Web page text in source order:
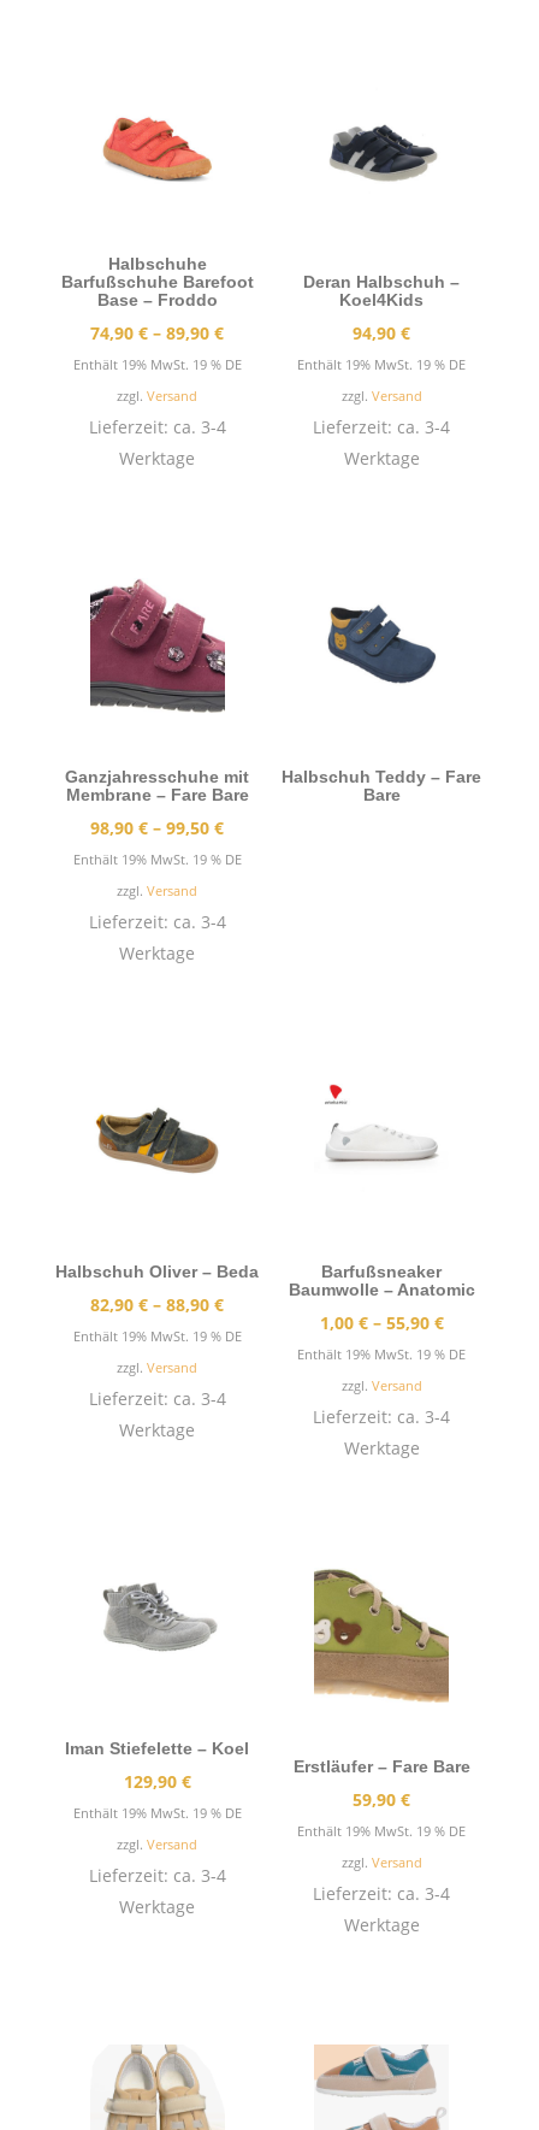
Halbschuhe
Barfußschuhe Barefoot
Base – Froddo
74,90€ –89,90€Preisspanne:
74,90 €
89,90 €
Enthält 19% MwSt. 19 % DE
zzgl.Versand
Lieferzeit: ca. 3-4
Werktage
Deran Halbschuh –
Koel4Kids
94,90€
Enthält 19% MwSt. 19 % DE
zzgl. Versand
Lieferzeit: ca. 3-4
Werktage
Ganzjahresschuhe mit
Membrane – Fare Bare
98,90€ –99,50€Preisspanne:
98,90 €
99,50 €
Enthält 19% MwSt. 19 % DE
zzgl.Versand
Lieferzeit: ca. 3-4
Werktage
Halbschuh Teddy – Fare
Bare
Halbschuh Oliver – Beda
82,90€ –88,90€Preisspanne:
82,90 €
88,90 €
Enthält 19% MwSt. 19 % DE
zzgl.Versand
Lieferzeit: ca. 3-4
Werktage
Barfußsneaker
Baumwolle – Anatomic
1,00 € – 55,90 €
1,00 €
55,90 €
Enthält 19% MwSt. 19 % DE
zzgl. Versand
Lieferzeit: ca. 3-4
Werktage
Iman Stiefelette – Koel
129,90 €
Enthält 19% MwSt. 19 % DE
zzgl.Versand
Lieferzeit: ca. 3-4
Werktage
Erstläufer – Fare Bare
59,90€
Enthält 19% MwSt. 19 % DE
zzgl. Versand
Lieferzeit: ca. 3-4
Werktage